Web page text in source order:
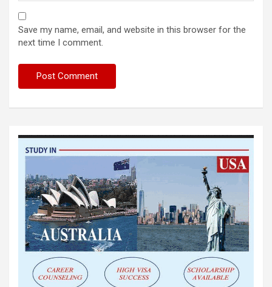
Save my name, email, and website in this browser for the
next time I comment.